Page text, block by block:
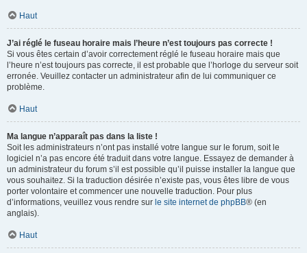
Haut
J’ai réglé le fuseau horaire mais l’heure n’est toujours pas correcte !
Si vous êtes certain d’avoir correctement réglé le fuseau horaire mais que
l’heure n’est toujours pas correcte, il est probable que l’horloge du serveur soit
erronée. Veuillez contacter un administrateur afin de lui communiquer ce
problème.
Haut
Ma langue n’apparaît pas dans la liste !
Soit les administrateurs n’ont pas installé votre langue sur le forum, soit le
logiciel n’a pas encore été traduit dans votre langue. Essayez de demander à
un administrateur du forum s’il est possible qu’il puisse installer la langue que
vous souhaitez. Si la traduction désirée n’existe pas, vous êtes libre de vous
porter volontaire et commencer une nouvelle traduction. Pour plus
d’informations, veuillez vous rendre sur le site internet de phpBB® (en
anglais).
Haut